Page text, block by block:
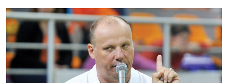
Kontakti